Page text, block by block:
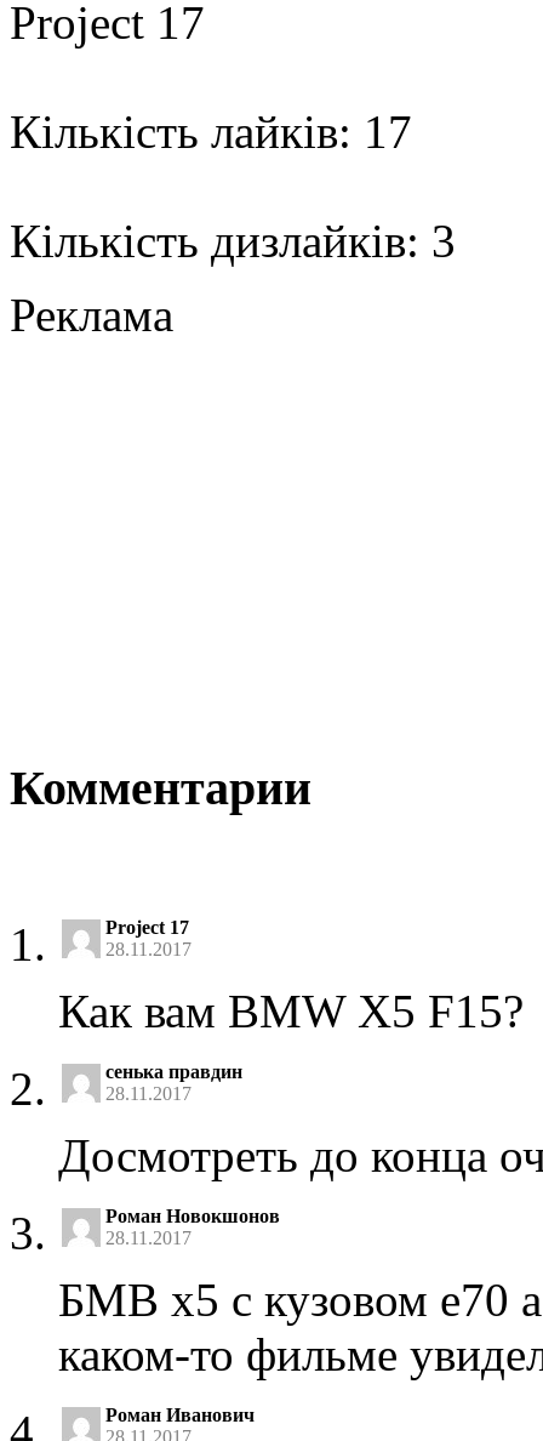
Project 17
Кількість лайків: 17
Кількість дизлайків: 3
Реклама
Комментарии
Project 17
28.11.2017
Как вам BMW X5 F15?
сенька правдин
28.11.2017
Досмотреть до конца
Роман Новокшонов
28.11.2017
БМВ х5 с кузовом е70
каком-то фильме
Роман Иванович
28.11.2017